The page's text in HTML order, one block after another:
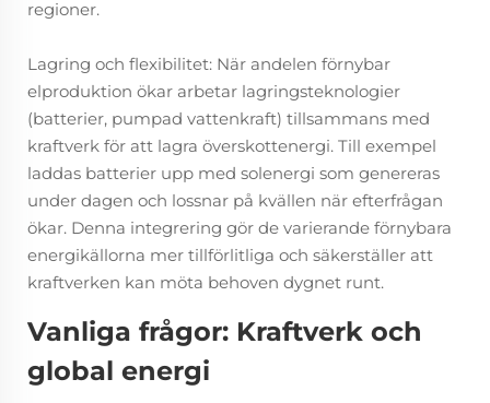
regioner.
Lagring och flexibilitet: När andelen förnybar
elproduktion ökar arbetar lagringsteknologier
(batterier, pumpad vattenkraft) tillsammans med
kraftverk för att lagra överskottenergi. Till exempel
laddas batterier upp med solenergi som genereras
under dagen och lossnar på kvällen när efterfrågan
ökar. Denna integrering gör de varierande förnybara
energikällorna mer tillförlitliga och säkerställer att
kraftverken kan möta behoven dygnet runt.
Vanliga frågor: Kraftverk och
global energi